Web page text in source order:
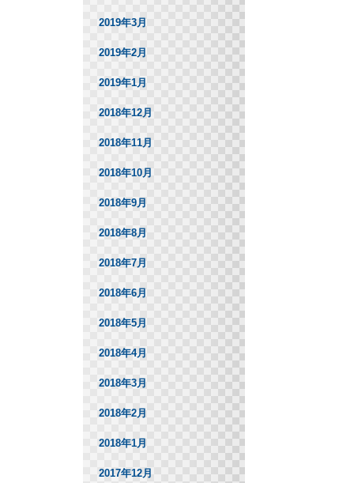
2019年3月
2019年2月
2019年1月
2018年12月
2018年11月
2018年10月
2018年9月
2018年8月
2018年7月
2018年6月
2018年5月
2018年4月
2018年3月
2018年2月
2018年1月
2017年12月